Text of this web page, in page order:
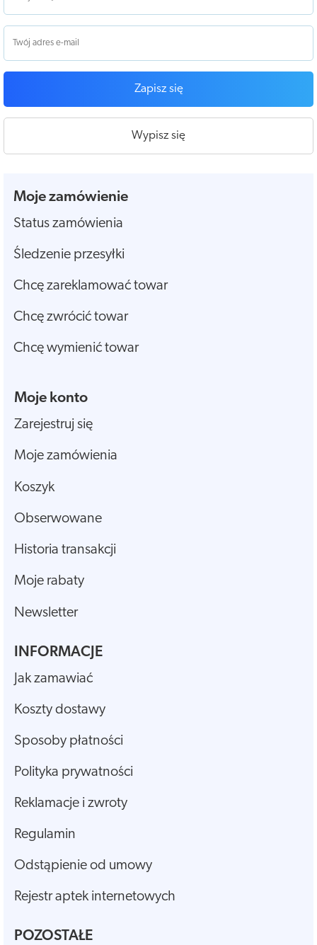
Zapisz się
Wypisz się
Moje zamówienie
Status zamówienia
Śledzenie przesyłki
Chcę zareklamować towar
Chcę zwrócić towar
Chcę wymienić towar
Moje konto
Zarejestruj się
Moje zamówienia
Koszyk
Obserwowane
Historia transakcji
Moje rabaty
Newsletter
INFORMACJE
Jak zamawiać
Koszty dostawy
Sposoby płatności
Polityka prywatności
Reklamacje i zwroty
Regulamin
Odstąpienie od umowy
Rejestr aptek internetowych
POZOSTAŁE